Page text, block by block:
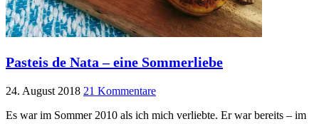
Pasteis de Nata – eine Sommerliebe
24. August 2018 21 Kommentare
Es war im Sommer 2010 als ich mich verliebte. Er war bereits – im